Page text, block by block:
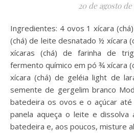
20 de agosto
Ingredientes: 4 ovos 1 xícara (chá) de açúcar light ½ xícara
(chá) de leite desnatado ½ xícara
xícaras (chá) de farinha de
fermento químico em pó ¾ xícara
xícara (chá) de geléia light de
semente de gergelim branco
batedeira os ovos e o açúcar
panela aqueça o leite e dissolva
batedeira e, aos poucos, misture